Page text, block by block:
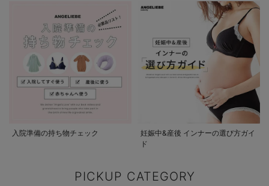
入院準備の持ち物チェック
妊娠中&産後 インナーの選び方ガイ
ド
PICKUP CATEGORY